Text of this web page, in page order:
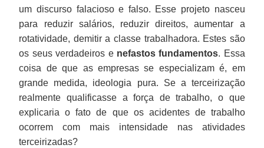
um discurso falacioso e falso. Esse projeto nasceu
para reduzir salários, reduzir direitos, aumentar a
rotatividade, demitir a classe trabalhadora. Estes são
os seus verdadeiros e nefastos fundamentos. Essa
coisa de que as empresas se especializam é, em
grande medida, ideologia pura. Se a terceirização
realmente qualificasse a força de trabalho, o que
explicaria o fato de que os acidentes de trabalho
ocorrem com mais intensidade nas atividades
terceirizadas?